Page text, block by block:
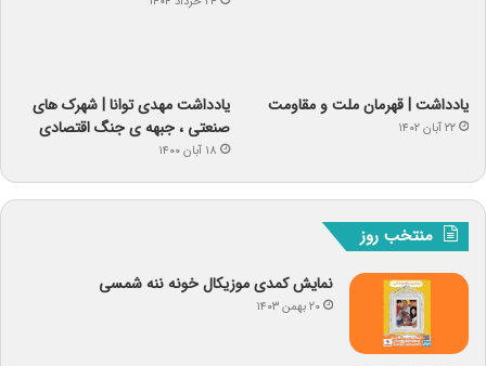
یادداشت | قهرمان ملت و مقاومت
۲۲ آبان ۱۴۰۲
یادداشت مهدی توانا | شهرک های
صنعتی ، جبهه ی جنگ اقتصادی
۱۸ آبان ۱۴۰۰
منتخب روز
نمایش کمدی موزیکال خونه ننه شمسی
۲۰ بهمن ۱۴۰۳